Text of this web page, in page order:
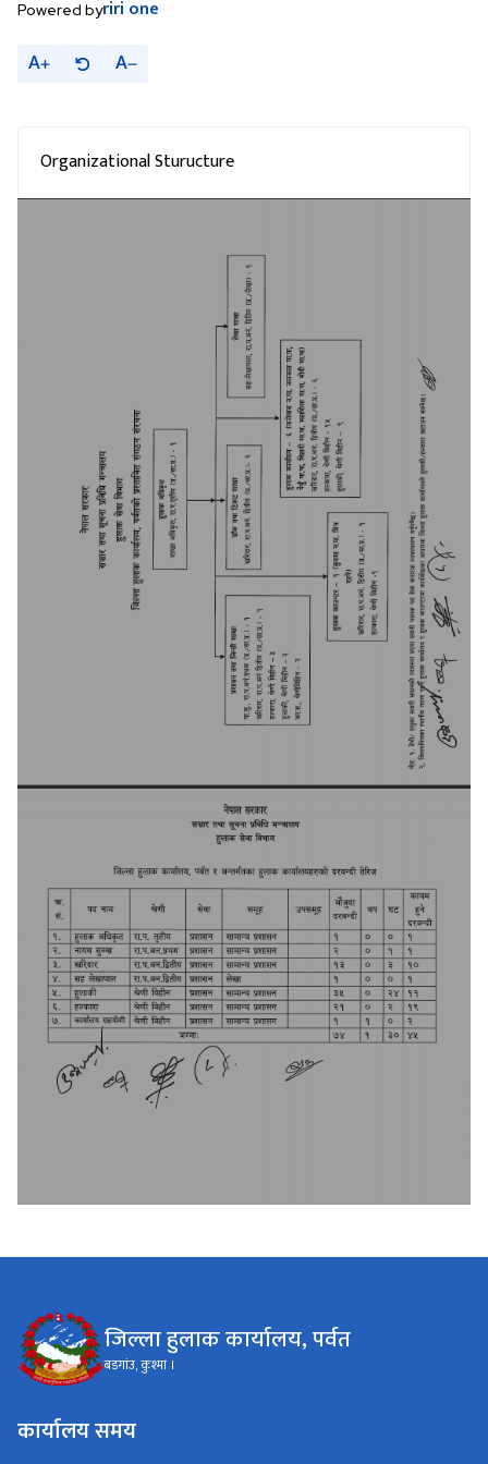
Powered byriri one
A A
Organizational Sturucture
जिल्ला हुलाक कार्यालय, पर्वत
बडगांउ, कुश्मा ।
कार्यालय समय